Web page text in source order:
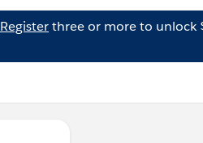
Registerthree or more to unlock